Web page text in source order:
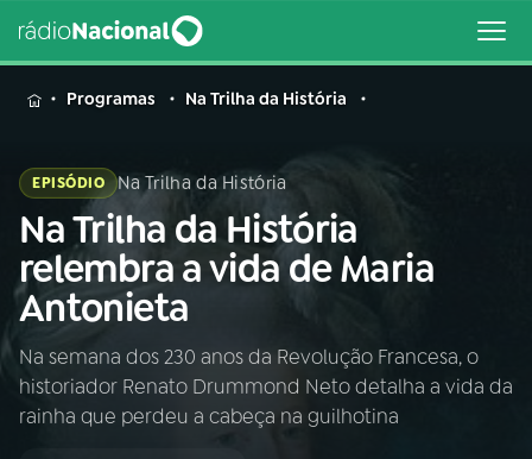
MENU
Buscar
na
Rádio
Nacional
Buscar
AO VIVO
01 INÍCIO
Programas Na Trilha da História
EPISÓDIO Na Trilha da História
Na Trilha da História
relembra a vida de Maria
Antonieta
Na semana dos 230 anos da Revolução Francesa, o
historiador Renato Drummond Neto detalha a vida da
rainha que perdeu a cabeça na guilhotina